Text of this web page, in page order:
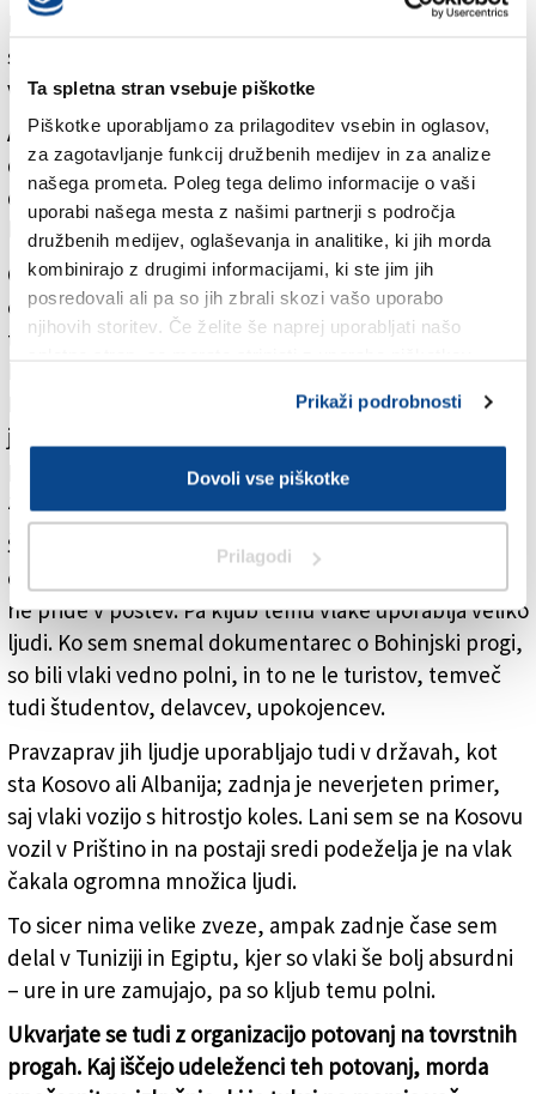
Ta spletna stran vsebuje piškotke
Piškotke uporabljamo za prilagoditev vsebin in oglasov,
za zagotavljanje funkcij družbenih medijev in za analize
našega prometa. Poleg tega delimo informacije o vaši
uporabi našega mesta z našimi partnerji s področja
družbenih medijev, oglaševanja in analitike, ki jih morda
kombinirajo z drugimi informacijami, ki ste jim jih
posredovali ali pa so jih zbrali skozi vašo uporabo
njihovih storitev. Če želite še naprej uporabljati našo
Prikaži podrobnosti
Dovoli vse piškotke
Prilagodi
bil prvo sredstvo za vpogled v te kraje, nato pa se je
strast spremenila v neizmerno ljubezen do Balkana in
vzhodne Evrope na splošno.
Ampak, ali te železniške proge lokalni prebivalci
dejansko uporabljajo? Zdi se mi, da vlaki v teh
državah nikakor niso hrbtenica prometa in da so
ljudje veliko bolj odvisni od avtomobilov.
Če povzamem tisto, kar sem videl, na številnih
območjih prevladuje cestni ali celo letalski promet,
tudi na srednje dolgih razdaljah. Kljub temu pa ljudje,
Denimo v Bolgariji, Romuniji, na Madžarskem. Bolj ko
je železniško omrežje razvejano, več je tovrstnih
povezav in bolj ljudje uporabljajo vlake – čeprav so
zastareli.
Številne povezave, tudi Bohinjska proga, so
orografsko zahtevne, torej hitra železniška povezava
ne pride v poštev. Pa kljub temu vlake uporablja veliko
ljudi. Ko sem snemal dokumentarec o Bohinjski progi,
so bili vlaki vedno polni, in to ne le turistov, temveč
tudi študentov, delavcev, upokojencev.
Pravzaprav jih ljudje uporabljajo tudi v državah, kot
sta Kosovo ali Albanija; zadnja je neverjeten primer,
saj vlaki vozijo s hitrostjo koles. Lani sem se na Kosovu
vozil v Prištino in na postaji sredi podeželja je na vlak
čakala ogromna množica ljudi.
To sicer nima velike zveze, ampak zadnje čase sem
delal v Tuniziji in Egiptu, kjer so vlaki še bolj absurdni
– ure in ure zamujajo, pa so kljub temu polni.
Ukvarjate se tudi z organizacijo potovanj na tovrstnih
progah. Kaj iščejo udeleženci teh potovanj, morda